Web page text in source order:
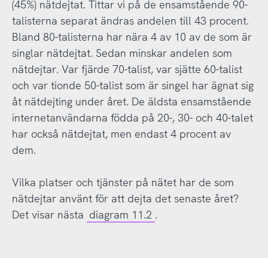
(45%) nätdejtat. Tittar vi på de ensamstående 90-
talisterna separat ändras andelen till 43 procent.
Bland 80-talisterna har nära 4 av 10 av de som är
singlar nätdejtat. Sedan minskar andelen som
nätdejtar. Var fjärde 70-talist, var sjätte 60-talist
och var tionde 50-talist som är singel har ägnat sig
åt nätdejting under året. De äldsta ensamstående
internetanvändarna födda på 20-, 30- och 40-talet
har också nätdejtat, men endast 4 procent av
dem.
Vilka platser och tjänster på nätet har de som
nätdejtar använt för att dejta det senaste året?
Det visar nästa diagram 11.2 .